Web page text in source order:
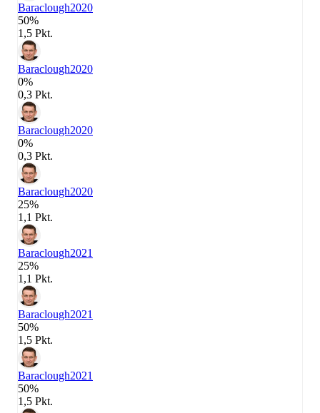
Baraclough2020
50%
1,5 Pkt.
Baraclough2020
0%
0,3 Pkt.
Baraclough2020
0%
0,3 Pkt.
Baraclough2020
25%
1,1 Pkt.
Baraclough2021
25%
1,1 Pkt.
Baraclough2021
50%
1,5 Pkt.
Baraclough2021
50%
1,5 Pkt.